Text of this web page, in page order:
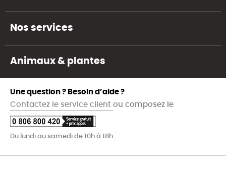
Nos services
Animaux & plantes
Une question ? Besoin d’aide ?
Contactez le service client ou composez le
Du lundi au samedi de 10h à 18h.